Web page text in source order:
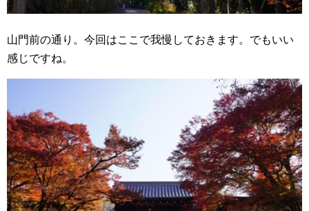
山門前の通り。今回はここで我慢しておきます。でもいい
感じですね。